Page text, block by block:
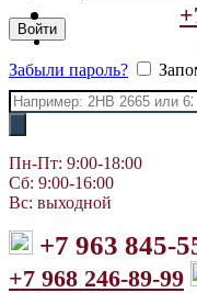
Войти
Забыли пароль?
Поиск
товаров
Пн-Пт: 9:00-18:00
Сб: 9:00-16:00
Вс: выходной
+7 963 845-
+7 968 246-89-99